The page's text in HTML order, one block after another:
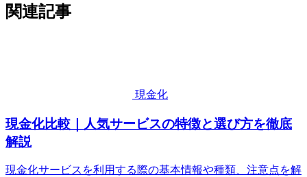
関連記事
現金化
現金化比較｜人気サービスの特徴と選び方を徹底
解説
現金化サービスを利用する際の基本情報や種類、注意点を解